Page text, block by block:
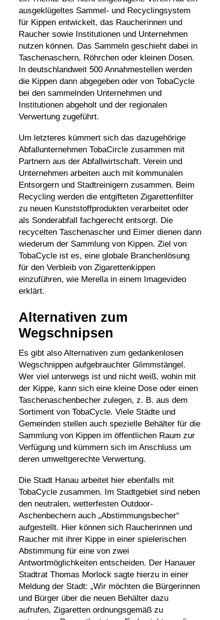
ausgeklügeltes Sammel- und Recyclingsystem
für Kippen entwickelt, das Raucherinnen und
Raucher sowie Institutionen und Unternehmen
nutzen können. Das Sammeln geschieht dabei in
Taschenaschern, Röhrchen oder kleinen Dosen.
In deutschlandweit 500 Annahmestellen werden
die Kippen dann abgegeben oder von TobaCycle
bei den sammelnden Unternehmen und
Institutionen abgeholt und der regionalen
Verwertung zugeführt.
Um letzteres kümmert sich das dazugehörige
Abfallunternehmen TobaCircle zusammen mit
Partnern aus der Abfallwirtschaft. Verein und
Unternehmen arbeiten auch mit kommunalen
Entsorgern und Stadtreinigern zusammen. Beim
Recycling werden die entgifteten Zigarettenfilter
zu neuen Kunststoffprodukten verarbeitet oder
als Sonderabfall fachgerecht entsorgt. Die
recycelten Taschenascher und Eimer dienen dann
wiederum der Sammlung von Kippen. Ziel von
TobaCycle ist es, eine globale Branchenlösung
für den Verbleib von Zigarettenkippen
einzuführen, wie Merella in einem Imagevideo
erklärt.
Alternativen zum
Wegschnipsen
Es gibt also Alternativen zum gedankenlosen
Wegschnippen aufgebrauchter Glimmstängel.
Wer viel unterwegs ist und nicht weiß, wohin mit
der Kippe, kann sich eine kleine Dose oder einen
Taschenaschenbecher zulegen, z. B. aus dem
Sortiment von TobaCycle. Viele Städte und
Gemeinden stellen auch spezielle Behälter für die
Sammlung von Kippen im öffentlichen Raum zur
Verfügung und kümmern sich im Anschluss um
deren umweltgerechte Verwertung.
Die Stadt Hanau arbeitet hier ebenfalls mit
TobaCycle zusammen. Im Stadtgebiet sind neben
den neutralen, wetterfesten Outdoor-
Aschenbechern auch „Abstimmungsbecher“
aufgestellt. Hier können sich Raucherinnen und
Raucher mit ihrer Kippe in einer spielerischen
Abstimmung für eine von zwei
Antwortmöglichkeiten entscheiden. Der Hanauer
Stadtrat Thomas Morlock sagte hierzu in einer
Meldung der Stadt: „Wir möchten die Bürgerinnen
und Bürger über die neuen Behälter dazu
aufrufen, Zigaretten ordnungsgemäß zu